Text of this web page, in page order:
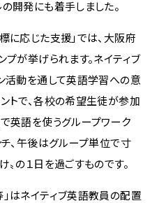
開発にも着手しました。
に応じた支援」では、大阪府
が挙げられます。ネイティブ
活動を通して英語学習への意
トで、各校の希望生徒が参加
英語を使うグループワーク
チ、午後はグループ単位で寸
の１日を過ごすものです。
はネイティブ英語教員の配置